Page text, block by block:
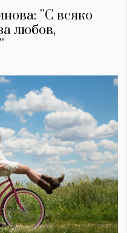
''С всяко
любов,